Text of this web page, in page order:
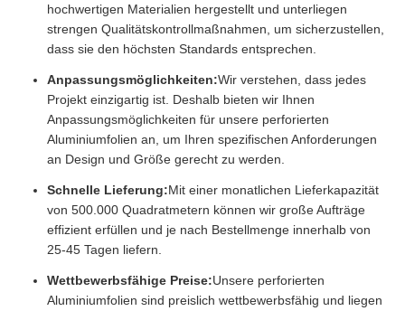
hochwertigen Materialien hergestellt und unterliegen
strengen Qualitätskontrollmaßnahmen, um sicherzustellen,
dass sie den höchsten Standards entsprechen.
Anpassungsmöglichkeiten:Wir verstehen, dass jedes
Projekt einzigartig ist. Deshalb bieten wir Ihnen
Anpassungsmöglichkeiten für unsere perforierten
Aluminiumfolien an, um Ihren spezifischen Anforderungen
an Design und Größe gerecht zu werden.
Schnelle Lieferung:Mit einer monatlichen Lieferkapazität
von 500.000 Quadratmetern können wir große Aufträge
effizient erfüllen und je nach Bestellmenge innerhalb von
25-45 Tagen liefern.
Wettbewerbsfähige Preise:Unsere perforierten
Aluminiumfolien sind preislich wettbewerbsfähig und liegen